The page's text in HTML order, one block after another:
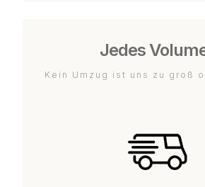
Jedes
Kein Umzug ist uns zu groß